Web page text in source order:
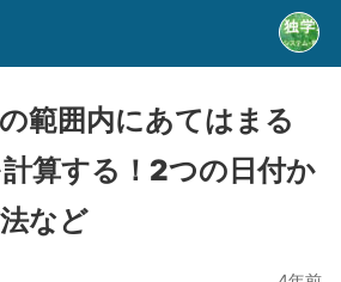
範囲内にあてはまる
算する！2つの日付か
など